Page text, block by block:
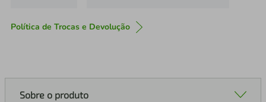
Política de Trocas e Devolução
Sobre o produto